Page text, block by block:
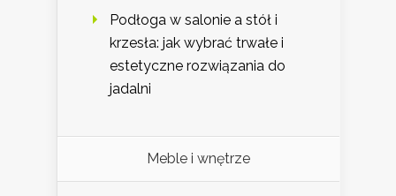
Podłoga w salonie a stół i
krzesła: jak wybrać trwałe i
estetyczne rozwiązania do
jadalni
Meble i wnętrze